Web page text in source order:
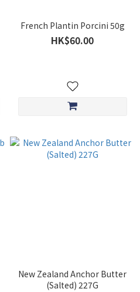
French Plantin Porcini 50g
HK$60.00
New Zealand Anchor Butter
(Salted) 227G